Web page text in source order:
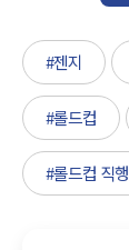
#젠지
#롤드컵
#롤드컵 직행